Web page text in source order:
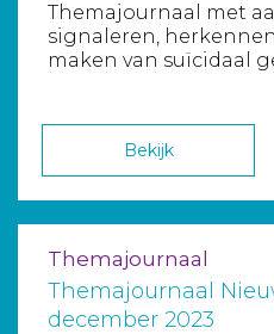
Themajournaal met
signaleren,
maken van suïcidaal
Bekijk
Themajournaal
Themajournaal
december 2023